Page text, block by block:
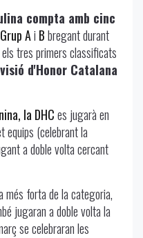
compta amb cinc
Grup Ai Bbregant durant
tres primers classificats
d'Honor Catalana
la DHCes jugarà en
equips (celebrant la
a doble volta cercant
més forta de la categoria,
jugaran a doble volta la
se celebraran les